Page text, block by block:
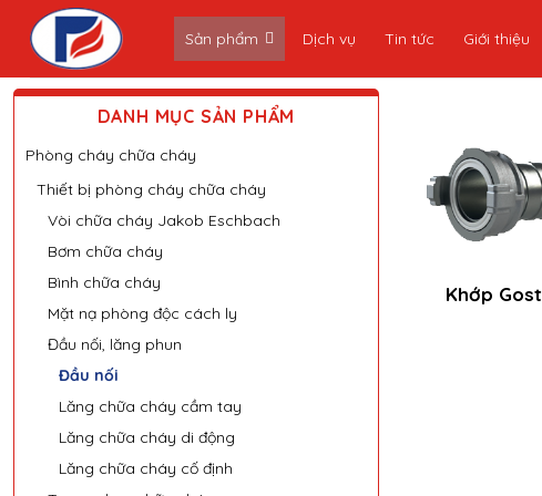
content
Sản phẩm Dịch vụ Tin tức Giới thiệu
DANH MỤC SẢN PHẨM
Phòng cháy chữa cháy
Thiết bị phòng cháy chữa cháy
Vòi chữa cháy Jakob Eschbach
Bơm chữa cháy
Bình chữa cháy
Mặt nạ phòng độc cách ly
Đầu nối, lăng phun
Đầu nối
Lăng chữa cháy cầm tay
Lăng chữa cháy di động
Lăng chữa cháy cố định
Khớp Gost